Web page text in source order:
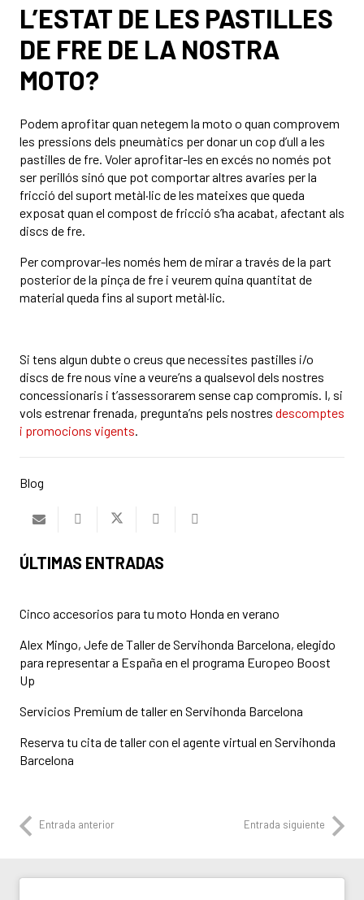
L’ESTAT DE LES PASTILLES
DE FRE DE LA NOSTRA
MOTO?
Podem aprofitar quan netegem la moto o quan comprovem
les pressions dels pneumàtics per donar un cop d’ull a les
pastilles de fre. Voler aprofitar-les en excés no només pot
ser perillós sinó que pot comportar altres avaries per la
fricció del suport metàl·lic de les mateixes que queda
exposat quan el compost de fricció s’ha acabat, afectant als
discs de fre.
Per comprovar-les només hem de mirar a través de la part
posterior de la pinça de fre i veurem quina quantitat de
material queda fins al suport metàl·lic.
Si tens algun dubte o creus que necessites pastilles i/o
discs de fre nous vine a veure’ns a qualsevol dels nostres
concessionaris i t’assessorarem sense cap compromís. I, si
vols estrenar frenada, pregunta’ns pels nostres descomptes
i promocions vigents.
Blog
ÚLTIMAS ENTRADAS
Cinco accesorios para tu moto Honda en verano
Alex Mingo, Jefe de Taller de Servihonda Barcelona, elegido
para representar a España en el programa Europeo Boost
Up
Servicios Premium de taller en Servihonda Barcelona
Reserva tu cita de taller con el agente virtual en Servihonda
Barcelona
Entrada anterior Entrada siguiente